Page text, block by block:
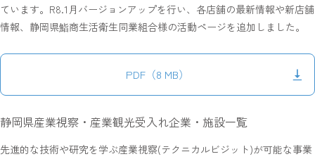
ています。R8.1月バージョンアップを行い、各店舗の最新情報や新店舗
情報、静岡県鮨商生活衛生同業組合様の活動ページを追加しました。
PDF（8 MB）
静岡県産業視察・産業観光受入れ企業・施設一覧
先進的な技術や研究を学ぶ産業視察(テクニカルビジット)が可能な事業